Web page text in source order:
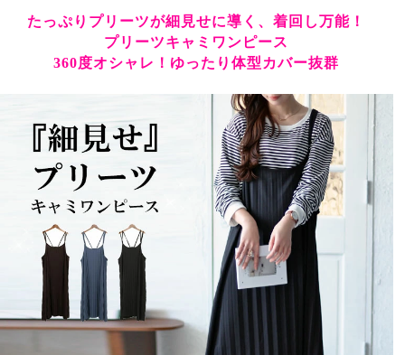
たっぷりプリーツが細見せに導く、着回し万能！
プリーツキャミワンピース
360度オシャレ！ゆったり体型カバー抜群